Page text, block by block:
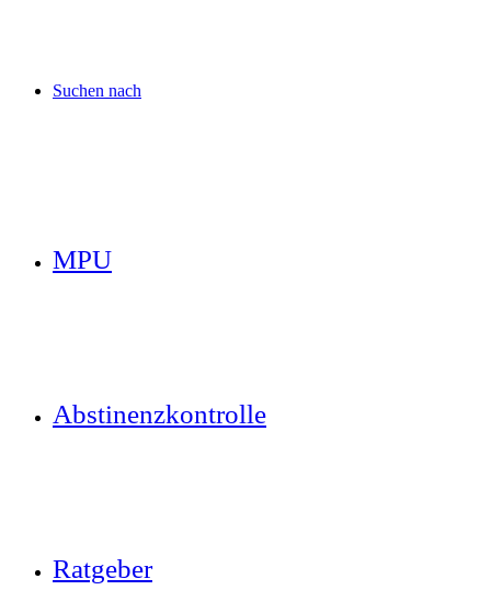
Suchen nach
MPU
Abstinenzkontrolle
Ratgeber